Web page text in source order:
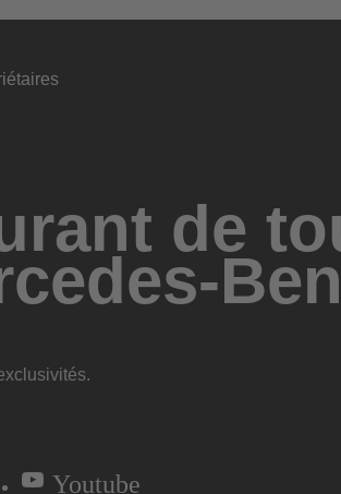
de
Youtube